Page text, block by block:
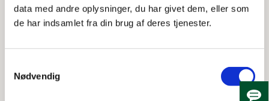
data med andre oplysninger, du har givet dem, eller som
de har indsamlet fra din brug af deres tjenester.
Nødvendig
"Vi hygger os vældigt," fortæller Ivan Dreyer. "Der er
hyggelige spil, gode opvarmningsøvelser og en frivillig
træningen i 20 minutter. Bagefter går vi måske en lille
tur, og vi drikker altid kaffe sammen. Det er dejligt at
komme ud, og jeg har været med siden de startede for